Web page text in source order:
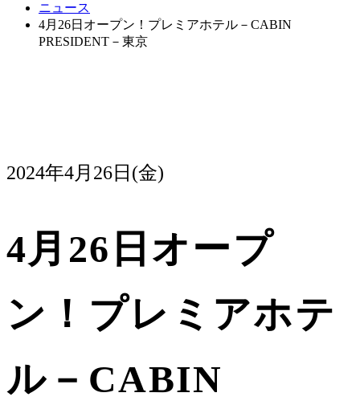
ニュース
4月26日オープン！プレミアホテル－CABIN
PRESIDENT－東京
2024年4月26日(金)
4月26日オープ
ン！プレミアホテ
ル－CABIN